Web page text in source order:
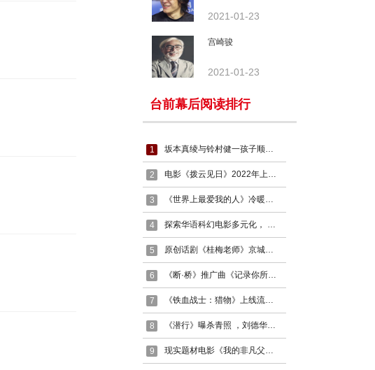
2021-01-23
宫崎骏
2021-01-23
台前幕后阅读排行
1 坂本真绫与铃村健一孩子顺利出生母子平安
2 电影《拨云见日》2022年上映， 肖央大银幕首次出演刑警
3 《世界上最爱我的人》冷暖光影彰显高级质感 ，王千源谭卓上演限时救女
4 探索华语科幻电影多元化， 古天乐监制影片《明日战记》
5 原创话剧《桂梅老师》京城上演，李红梅领衔主演
6 《断·桥》推广曲《记录你所给我的一切》，王俊凯倾情献唱
7 《铁血战士：猎物》上线流媒体平台Hulu，口碑爆棚创收视纪录
8 《潜行》曝杀青照 ，刘德华彭于晏林家栋同框合影
9 现实题材电影《我的非凡父母》定档8月26日， 惠英红挑战盲人母亲